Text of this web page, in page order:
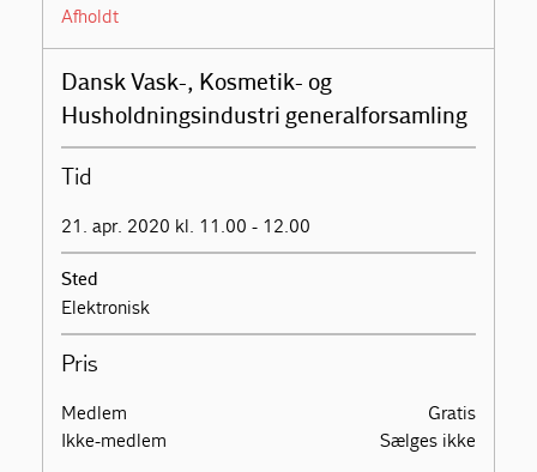
Afholdt
Dansk Vask-, Kosmetik- og
Husholdningsindustri generalforsamling
Tid
21. apr. 2020 kl. 11.00 - 12.00
Sted
Elektronisk
Pris
Medlem
Gratis
Ikke-medlem
Sælges ikke